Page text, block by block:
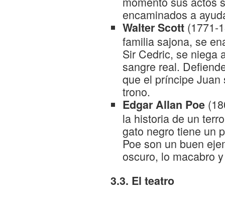
encaminados a
Walter Scott (1771-
familia sajona, se
Sir Cedric, se niega
sangre real.
que el príncipe
trono.
Edgar Allan Poe
la historia de un
gato negro tiene un
Poe son un buen
oscuro, lo macabro
3.3. El teatro